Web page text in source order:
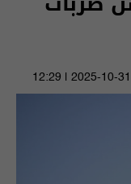
2025-10-31 | 12:29